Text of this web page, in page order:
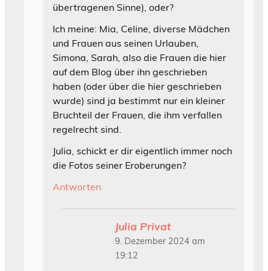
übertragenen Sinne), oder?
Ich meine: Mia, Celine, diverse Mädchen
und Frauen aus seinen Urlauben,
Simona, Sarah, also die Frauen die hier
auf dem Blog über ihn geschrieben
haben (oder über die hier geschrieben
wurde) sind ja bestimmt nur ein kleiner
Bruchteil der Frauen, die ihm verfallen
regelrecht sind.
Julia, schickt er dir eigentlich immer noch
die Fotos seiner Eroberungen?
Antworten
Julia Privat
9. Dezember 2024 am
19:12